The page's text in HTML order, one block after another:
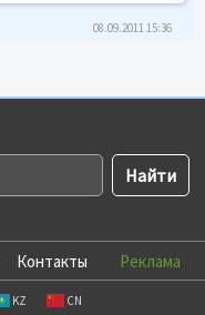
08.09.2011 15:36
Контакты Реклама
KZ CN